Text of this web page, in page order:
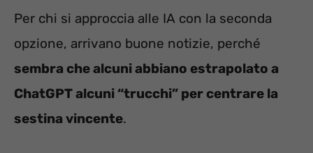
Per chi si approccia alle IA con la seconda
opzione, arrivano buone notizie, perché
sembra che alcuni abbiano estrapolato a
ChatGPT alcuni “trucchi” per centrare la
sestina vincente.